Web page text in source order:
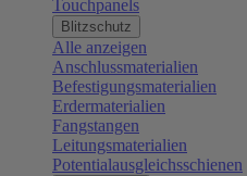
Touchpanels
Blitzschutz
Alle anzeigen
Anschlussmaterialien
Befestigungsmaterialien
Erdermaterialien
Fangstangen
Leitungsmaterialien
Potentialausgleichsschienen